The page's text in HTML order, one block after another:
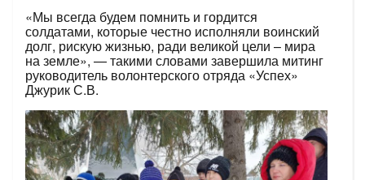
«Мы всегда будем помнить и гордится
солдатами, которые честно исполняли воинский
долг, рискую жизнью, ради великой цели – мира
на земле», — такими словами завершила митинг
руководитель волонтерского отряда «Успех»
Джурик С.В.